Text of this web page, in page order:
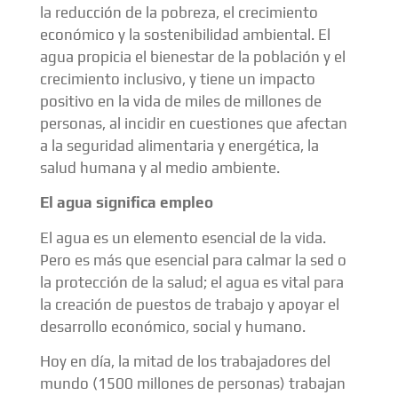
la reducción de la pobreza, el crecimiento
económico y la sostenibilidad ambiental. El
agua propicia el bienestar de la población y el
crecimiento inclusivo, y tiene un impacto
positivo en la vida de miles de millones de
personas, al incidir en cuestiones que afectan
a la seguridad alimentaria y energética, la
salud humana y al medio ambiente.
El agua significa empleo
El agua es un elemento esencial de la vida.
Pero es más que esencial para calmar la sed o
la protección de la salud; el agua es vital para
la creación de puestos de trabajo y apoyar el
desarrollo económico, social y humano.
Hoy en día, la mitad de los trabajadores del
mundo (1500 millones de personas) trabajan